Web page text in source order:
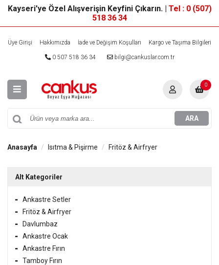
Kayseri'ye Özel Alışverişin Keyfini Çıkarın. | Tel : 0 (507)
518 36 34
Üye Girişi Hakkımızda İade ve Değişim Koşulları Kargo ve Taşıma Bilgileri
0 507 518 36 34 bilgi@cankuslar.com.tr
ARA
0
Anasayfa Isıtma & Pişirme Fritöz & Airfryer
Alt Kategoriler
Ankastre Setler
Fritöz & Airfryer
Davlumbaz
Ankastre Ocak
Ankastre Fırın
Tamboy Fırın